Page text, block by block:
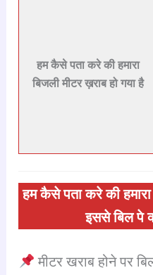
हम कैसे पता करे की हमारा
बिजली मीटर ख़राब हो गया है
हम कैसे पता करे की हमारा
इससे बिल पे
मीटर खराब होने पर